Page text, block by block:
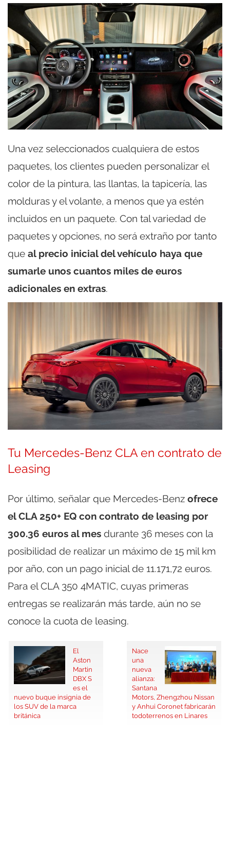
Una vez seleccionados cualquiera de estos
paquetes, los clientes pueden personalizar el
color de la pintura, las llantas, la tapicería, las
molduras y el volante, a menos que ya estén
incluidos en un paquete. Con tal variedad de
paquetes y opciones, no será extraño por tanto
que al precio inicial del vehículo haya que
sumarle unos cuantos miles de euros
adicionales en extras.
Tu Mercedes-Benz CLA en contrato de
Leasing
Por último, señalar que Mercedes-Benz ofrece
el CLA 250+ EQ con contrato de leasing por
300.36 euros al mes durante 36 meses con la
posibilidad de realizar un máximo de 15 mil km
por año, con un pago inicial de 11.171,72 euros.
Para el CLA 350 4MATIC, cuyas primeras
entregas se realizarán más tarde, aún no se
conoce la cuota de leasing.
El
Aston
Martin
DBX S
es el
nuevo buque insignia de
los SUV de la marca
británica
Nace
una
nueva
alianza:
Santana
Motors, Zhengzhou Nissan
y Anhui Coronet fabricarán
todoterrenos en Linares